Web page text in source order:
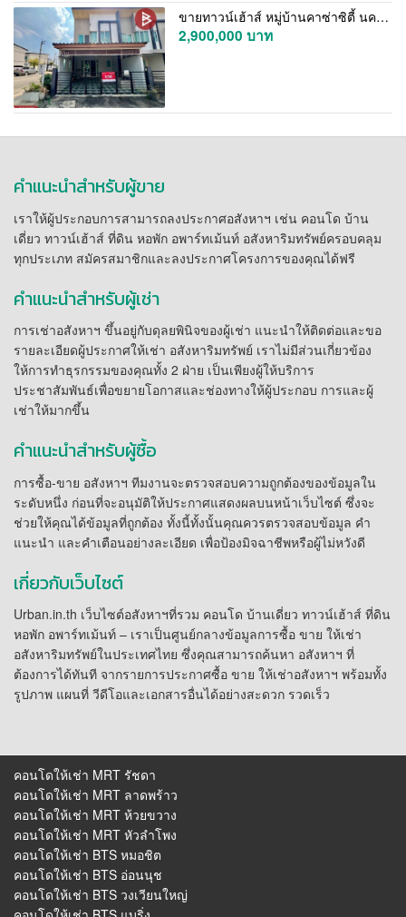
ขายทาวน์เฮ้าส์ หมู่บ้านคาซ่าซิตี้ นครปฐม (Casa City Nakhon Pathom)
2,900,000 บาท
คำแนะนำสำหรับผู้ขาย
เราให้ผู้ประกอบการสามารถลงประกาศอสังหาฯ เช่น คอนโด บ้าน
เดี่ยว ทาวน์เฮ้าส์ ที่ดิน หอพัก อพาร์ทเม้นท์ อสังหาริมทรัพย์ครอบคลุม
ทุกประเภท สมัครสมาชิกและลงประกาศโครงการของคุณได้ฟรี
คำแนะนำสำหรับผู้เช่า
การเช่าอสังหาฯ ขึ้นอยู่กับดุลยพินิจของผู้เช่า แนะนำให้ติดต่อและขอ
รายละเอียดผู้ประกาศให้เช่า อสังหาริมทรัพย์ เราไม่มีส่วนเกี่ยวข้อง
ให้การทำธุรกรรมของคุณทั้ง 2 ฝ่าย เป็นเพียงผู้ให้บริการ
ประชาสัมพันธ์เพื่อขยายโอกาสและช่องทางให้ผู้ประกอบ การและผู้
เช่าให้มากขึ้น
คำแนะนำสำหรับผู้ซื้อ
การซื้อ-ขาย อสังหาฯ ทีมงานจะตรวจสอบความถูกต้องของข้อมูลใน
ระดับหนึ่ง ก่อนที่จะอนุมัติให้ประกาศแสดงผลบนหน้าเว็บไซต์ ซึ่งจะ
ช่วยให้คุณได้ข้อมูลที่ถูกต้อง ทั้งนี้ทั้งนั้นคุณควรตรวจสอบข้อมูล คำ
แนะนำ และคำเตือนอย่างละเอียด เพื่อป้องมิจฉาชีพหรือผู้ไม่หวังดี
เกี่ยวกับเว็บไซต์
Urban.in.th เว็บไซต์อสังหาฯที่รวม คอนโด บ้านเดี่ยว ทาวน์เฮ้าส์ ที่ดิน
หอพัก อพาร์ทเม้นท์ – เราเป็นศูนย์กลางข้อมูลการซื้อ ขาย ให้เช่า
อสังหาริมทรัพย์ในประเทศไทย ซึ่งคุณสามารถค้นหา อสังหาฯ ที่
ต้องการได้ทันที จากรายการประกาศซื้อ ขาย ให้เช่าอสังหาฯ พร้อมทั้ง
รูปภาพ แผนที่ วีดีโอและเอกสารอื่นได้อย่างสะดวก รวดเร็ว
คอนโดให้เช่า MRT รัชดา
คอนโดให้เช่า MRT ลาดพร้าว
คอนโดให้เช่า MRT ห้วยขวาง
คอนโดให้เช่า MRT หัวลําโพง
คอนโดให้เช่า BTS หมอชิต
คอนโดให้เช่า BTS อ่อนนุช
คอนโดให้เช่า BTS วงเวียนใหญ่